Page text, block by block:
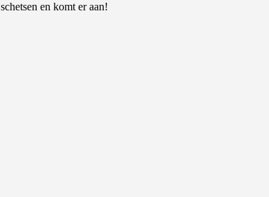
en komt er aan!